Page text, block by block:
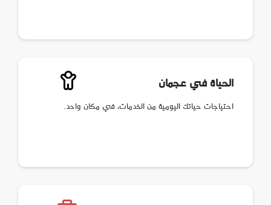
الحياة في عجمان
احتياجات حياتك اليومية من الخدمات، في مكان واحد.